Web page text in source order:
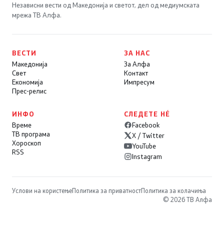
Независни вести од Македонија и светот, дел од медиумската
мрежа ТВ Алфа.
ВЕСТИ
Македонија
Свет
Економија
Прес-релис
ЗА НАС
За Алфа
Контакт
Импресум
ИНФО
Време
ТВ програма
Хороскоп
RSS
СЛЕДЕТЕ НÉ
Facebook
X / Twitter
YouTube
Instagram
Услови на користењеПолитика за приватностПолитика за колачиња
© 2026 ТВ Алфа